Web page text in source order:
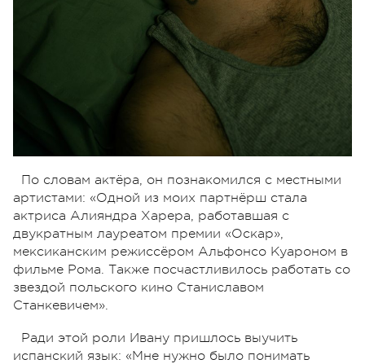
По словам актёра, он познакомился с местными
артистами: «Одной из моих партнёрш стала
актриса Алияндра Харера, работавшая с
двукратным лауреатом премии «Оскар»,
мексиканским режиссёром Альфонсо Куароном в
фильме Рома. Также посчастливилось работать со
звездой польского кино Станиславом
Станкевичем».
Ради этой роли Ивану пришлось выучить
испанский язык: «Мне нужно было понимать